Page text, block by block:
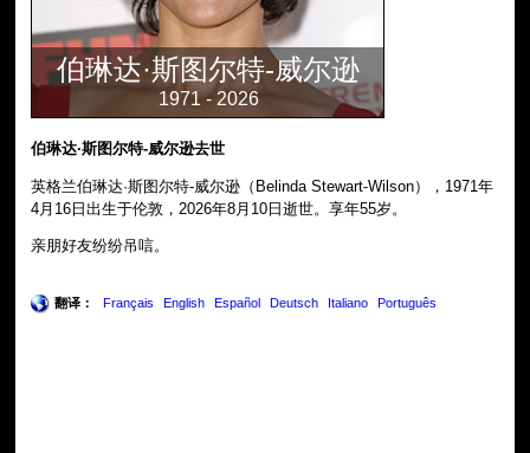
伯琳达·斯图尔特-威尔逊
1971 - 2026
伯琳达·斯图尔特-威尔逊去世
英格兰伯琳达·斯图尔特-威尔逊（Belinda Stewart-Wilson），1971年
4月16日出生于伦敦，2026年8月10日逝世。享年55岁。
亲朋好友纷纷吊唁。
翻译： Français English Español Deutsch Italiano Português